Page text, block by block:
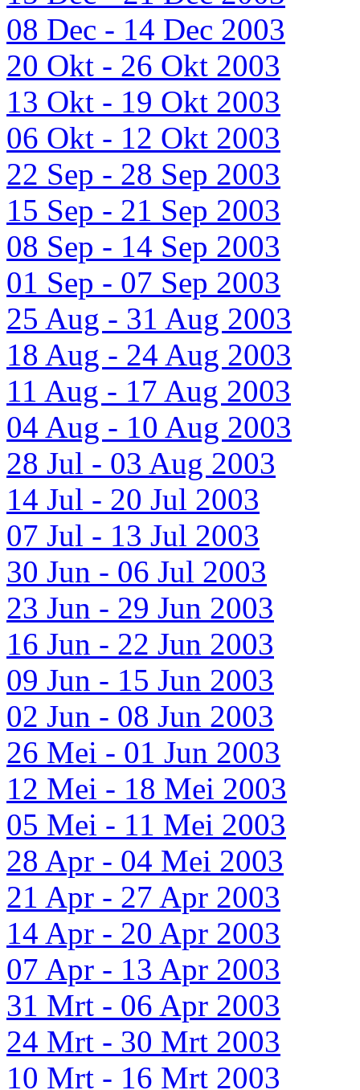
08 Dec - 14 Dec 2003
20 Okt - 26 Okt 2003
13 Okt - 19 Okt 2003
06 Okt - 12 Okt 2003
22 Sep - 28 Sep 2003
15 Sep - 21 Sep 2003
08 Sep - 14 Sep 2003
01 Sep - 07 Sep 2003
25 Aug - 31 Aug 2003
18 Aug - 24 Aug 2003
11 Aug - 17 Aug 2003
04 Aug - 10 Aug 2003
28 Jul - 03 Aug 2003
14 Jul - 20 Jul 2003
07 Jul - 13 Jul 2003
30 Jun - 06 Jul 2003
23 Jun - 29 Jun 2003
16 Jun - 22 Jun 2003
09 Jun - 15 Jun 2003
02 Jun - 08 Jun 2003
26 Mei - 01 Jun 2003
12 Mei - 18 Mei 2003
05 Mei - 11 Mei 2003
28 Apr - 04 Mei 2003
21 Apr - 27 Apr 2003
14 Apr - 20 Apr 2003
07 Apr - 13 Apr 2003
31 Mrt - 06 Apr 2003
24 Mrt - 30 Mrt 2003
10 Mrt - 16 Mrt 2003